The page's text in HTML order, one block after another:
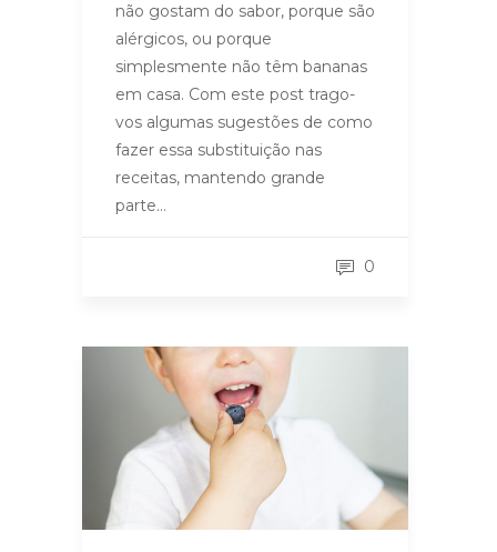
não gostam do sabor, porque são
alérgicos, ou porque
simplesmente não têm bananas
em casa. Com este post trago-
vos algumas sugestões de como
fazer essa substituição nas
receitas, mantendo grande
parte…
0